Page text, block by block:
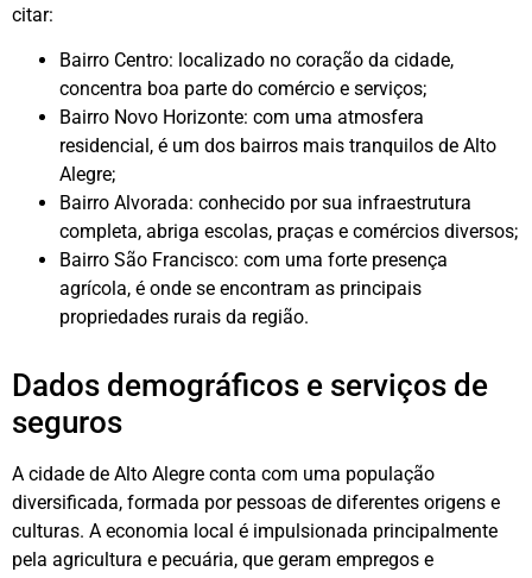
citar:
Bairro Centro: localizado no coração da cidade,
concentra boa parte do comércio e serviços;
Bairro Novo Horizonte: com uma atmosfera
residencial, é um dos bairros mais tranquilos de Alto
Alegre;
Bairro Alvorada: conhecido por sua infraestrutura
completa, abriga escolas, praças e comércios diversos;
Bairro São Francisco: com uma forte presença
agrícola, é onde se encontram as principais
propriedades rurais da região.
Dados demográficos e serviços de
seguros
A cidade de Alto Alegre conta com uma população
diversificada, formada por pessoas de diferentes origens e
culturas. A economia local é impulsionada principalmente
pela agricultura e pecuária, que geram empregos e